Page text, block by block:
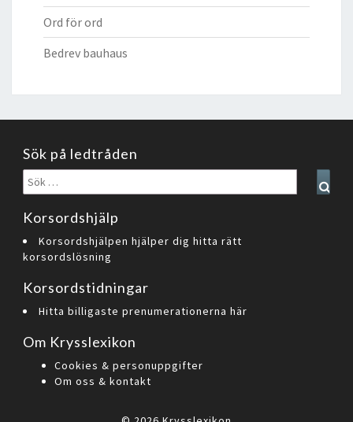
Ord för ord
Bedrev bauhaus
Sök på ledtråden
Sök
efter:
Korsordshjälp
Korsordshjälpen hjälper dig hitta rätt
korsordslösning
Korsordstidningar
Hitta billigaste prenumerationerna här
Om Krysslexikon
Cookies & personuppgifter
Om oss & kontakt